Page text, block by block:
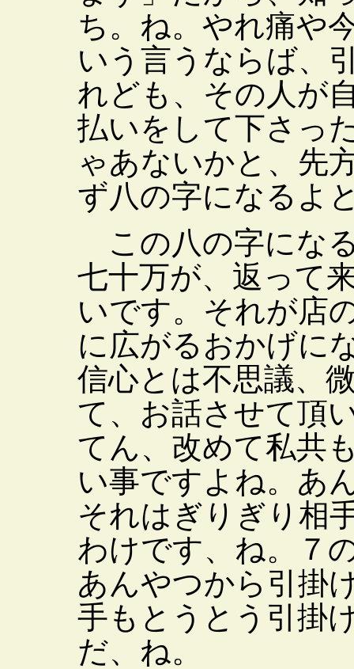
ち。ね。やれ痛や
いう言うならば、
れども、その人が
払いをして下さっ
ゃあないかと、先
ず八の字になるよ
この八の字にな
七十万が、返って
いです。それが店
に広がるおかげに
信心とは不思議、
て、お話させて頂
てん、改めて私共
い事ですよね。あ
それはぎりぎり相
わけです、ね。７
あんやつから引掛
手もとうとう引掛
だ、ね。